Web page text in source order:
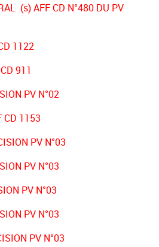
(s) AFF CD N°480 DU PV
1122
911
PV N°02
CD 1153
PV N°03
PV N°03
PV N°03
PV N°03
PV N°03